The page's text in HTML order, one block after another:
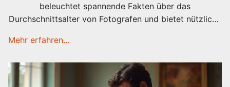
beleuchtet spannende Fakten über das
Durchschnittsalter von Fotografen und bietet nützliche
Erforschen Sie, wie sich das Alter auf den kreativen
Fotografie zu beginnen.
Mehr erfahren...